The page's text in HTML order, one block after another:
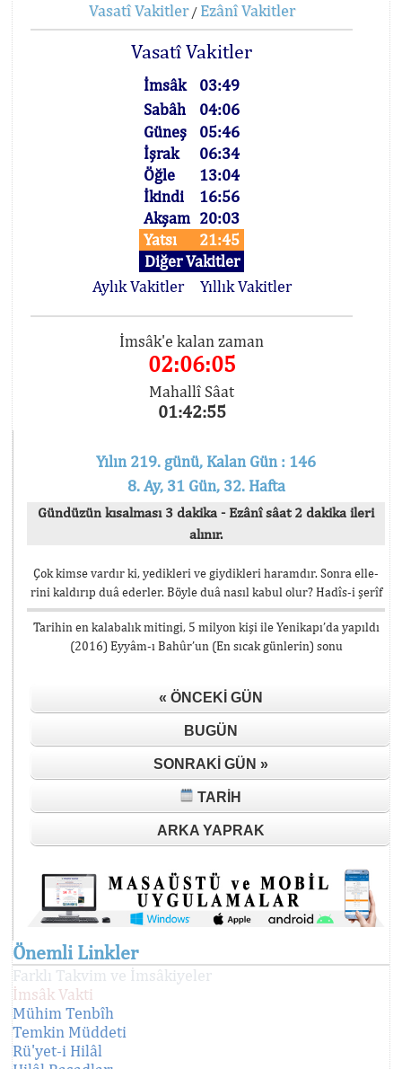
Vasatî Vakitler/ Ezânî Vakitler
Vasatî Vakitler
İmsâk
03:49
Sabâh
04:06
Güneş
05:46
İşrak
06:34
Öğle
13:04
İkindi
16:56
Akşam 20:03
Yatsı
21:45
Diğer Vakitler
Aylık Vakitler
Yıllık Vakitler
İmsâk'e kalan zaman
02:06:05
Mahallî Sâat
01:42:55
Yılın 219. günü, Kalan Gün : 146
8. Ay, 31 Gün, 32. Hafta
Gündüzün kısalması 3 dakika - Ezânî sâat 2 dakika ileri
alınır.
Çok kimse vardır ki, yedikleri ve giydikleri haramdır. Sonra elle-
rini kaldırıp duâ ederler. Böyle duâ nasıl kabul olur? Hadîs-i şerîf
Tarihin en kalabalık mitingi, 5 milyon kişi ile Yenikapı’da yapıldı
(2016) Eyyâm-ı Bahûr’un (En sıcak günlerin) sonu
« ÖNCEKI GÜN
BUGÜN
SONRAKI GÜN »
TARIH
ARKA YAPRAK
Önemli Linkler
Farklı Takvim ve İmsâkiyeler
İmsâk Vakti
Mühim Tenbîh
Temkin Müddeti
Rü'yet-i Hilâl